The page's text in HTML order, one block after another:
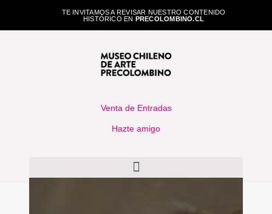
TE INVITAMOS A REVISAR NUESTRO CONTENIDO
HISTÓRICO EN PRECOLOMBINO.CL
Venta de Entradas
Hazte amigo